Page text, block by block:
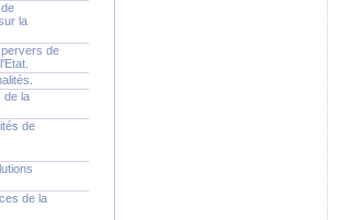
la
de
de la
de
de la